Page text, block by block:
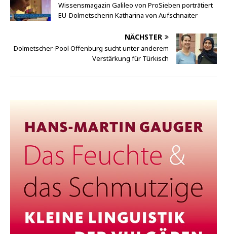
Wissensmagazin Galileo von ProSieben porträtiert
EU-Dolmetscherin Katharina von Aufschnaiter
NÄCHSTER
Dolmetscher-Pool Offenburg sucht unter anderem
Verstärkung für Türkisch